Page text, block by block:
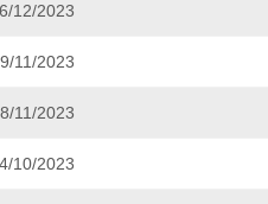
12/2023
11/2023
11/2023
10/2023